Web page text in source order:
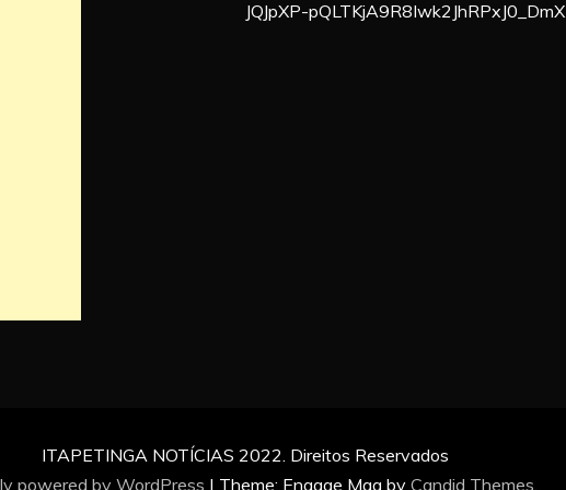
JQJpXP-pQLTKjA9R8Iwk2JhRPxJ0_DmX
ITAPETINGA NOTÍCIAS 2022. Direitos Reservados
powered by WordPress | Theme: Engage Mag by Candid Themes